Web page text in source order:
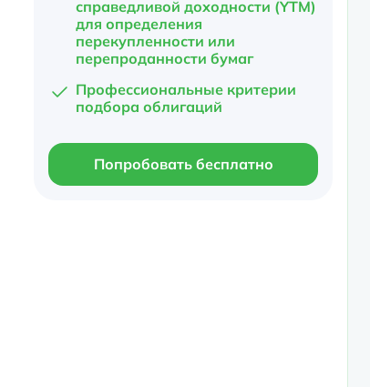
справедливой доходности (YTM)
для определения
перекупленности или
перепроданности бумаг
Профессиональные критерии
подбора облигаций
Попробовать бесплатно